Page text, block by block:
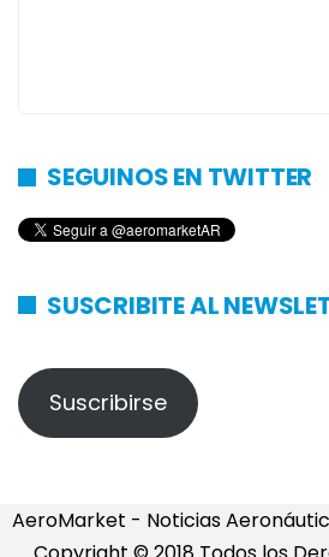
SEGUINOS EN TWITTER
SUSCRIBITE AL
Suscribirse
AeroMarket - Noticias